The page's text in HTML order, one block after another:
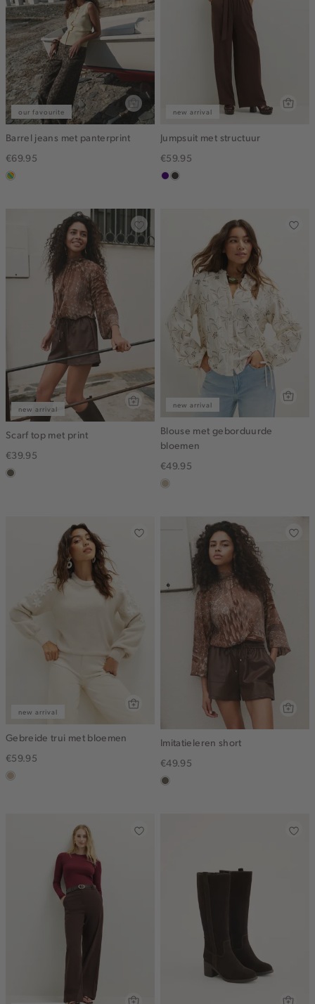
our favourite
Barrel jeans met panterprint
€69.95
meerkleurig
new arrival
Jumpsuit met structuur
€59.95
indigochoco
new arrival
Scarf top met print
€39.95
middenbruin
new arrival
Blouse met geborduurde
bloemen
€49.95
lichtzand
new arrival
Gebreide trui met bloemen
€59.95
lichtzand
Imitatieleren short
€49.95
middenbruin